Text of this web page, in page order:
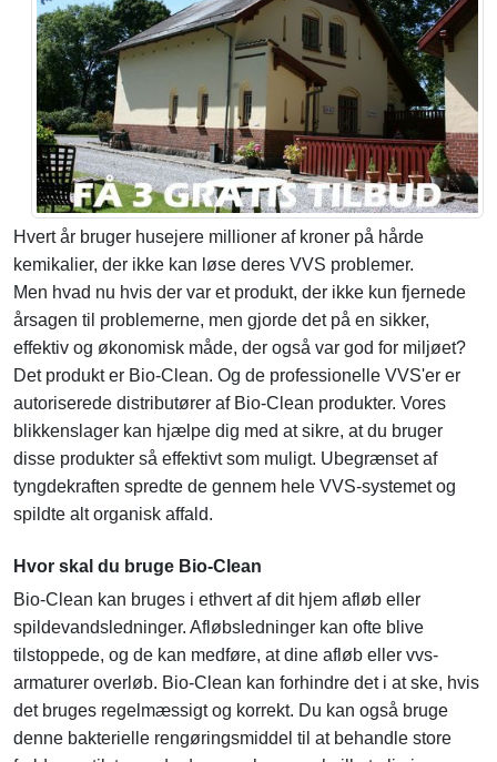
Hvert år bruger husejere millioner af kroner på hårde
kemikalier, der ikke kan løse deres VVS problemer.
Men hvad nu hvis der var et produkt, der ikke kun fjernede
årsagen til problemerne, men gjorde det på en sikker,
effektiv og økonomisk måde, der også var god for miljøet?
Det produkt er Bio-Clean. Og de professionelle VVS'er er
autoriserede distributører af Bio-Clean produkter. Vores
blikkenslager kan hjælpe dig med at sikre, at du bruger
disse produkter så effektivt som muligt. Ubegrænset af
tyngdekraften spredte de gennem hele VVS-systemet og
spildte alt organisk affald.
Hvor skal du bruge Bio-Clean
Bio-Clean kan bruges i ethvert af dit hjem afløb eller
spildevandsledninger. Afløbsledninger kan ofte blive
tilstoppede, og de kan medføre, at dine afløb eller vvs-
armaturer overløb. Bio-Clean kan forhindre det i at ske, hvis
det bruges regelmæssigt og korrekt. Du kan også bruge
denne bakterielle rengøringsmiddel til at behandle store